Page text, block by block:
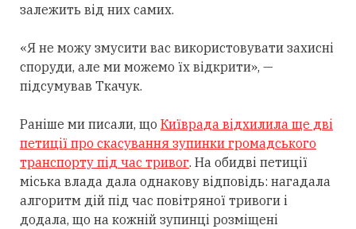
залежить від них самих.
«Я не можу змусити вас використовувати захисні
споруди, але ми можемо їх відкрити», —
підсумував Ткачук.
Раніше ми писали, що Київрада відхилила ще дві
петиції про скасування зупинки громадського
транспорту під час тривог. На обидві петиції
міська влада дала однакову відповідь: нагадала
алгоритм дій під час повітряної тривоги і
додала, що на кожній зупинці розміщені